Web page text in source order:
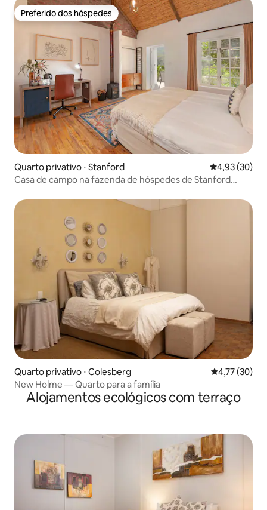
Preferido dos hóspedes
Preferido dos hóspedes
Quarto privativo ⋅ Stanford 4,93 de uma
4,93 (30)
Casa de campo na fazenda de hóspedes de Stanford
Quarto privativo ⋅ Colesberg 4,77 de uma
4,77 (30)
New Holme — Quarto para a família
Alojamentos ecológicos com terraço